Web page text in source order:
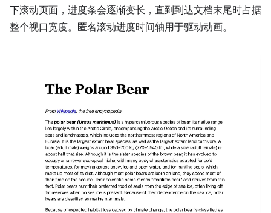
下滚动页面，进度条会逐渐变长，直到到达文档末尾时占据
整个视口宽度。匿名滚动进度时间轴用于驱动动画。